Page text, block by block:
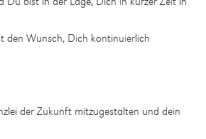
den Wunsch, Dich kontinuierlich
der Zukunft mitzugestalten und dein